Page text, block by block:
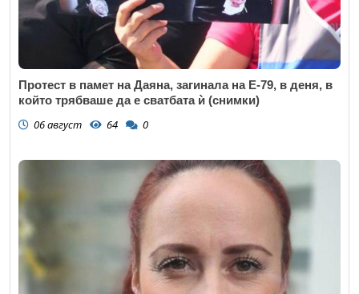
Протест в памет на Даяна, загинала на Е-79, в деня, в
който трябваше да е сватбата ѝ (снимки)
06 август 64 0